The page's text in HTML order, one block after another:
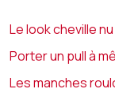
Le look cheville
Porter un pull à
Les manches